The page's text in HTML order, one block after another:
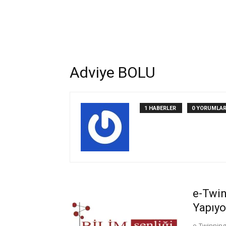
Adviye BOLU
1 HABERLER 0 YORUMLAR
e-